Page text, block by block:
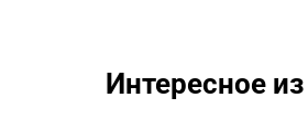
Интересное